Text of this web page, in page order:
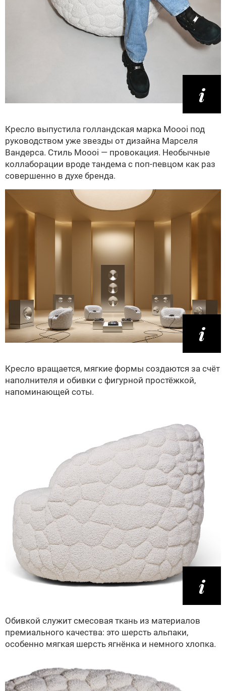
Кресло выпустила голландская марка Moooi под
руководством уже звезды от дизайна Марселя
Вандерса. Стиль Moooi — провокация. Необычные
коллаборации вроде тандема с поп-певцом как раз
совершенно в духе бренда.
Кресло вращается, мягкие формы создаются за счёт
наполнителя и обивки с фигурной простёжкой,
напоминающей соты.
Обивкой служит смесовая ткань из материалов
премиального качества: это шерсть альпаки,
особенно мягкая шерсть ягнёнка и немного хлопка.